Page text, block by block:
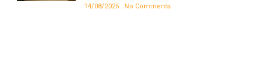
14/08/2025 No Comments